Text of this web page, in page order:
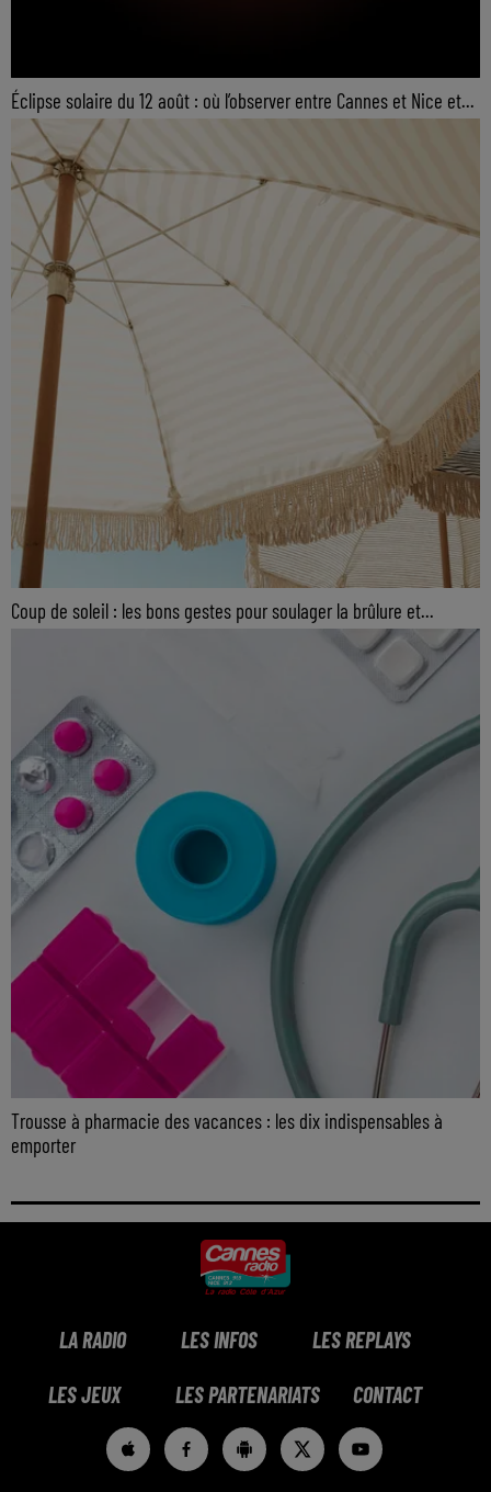
Éclipse solaire du 12 août : où l’observer entre Cannes et Nice et...
Coup de soleil : les bons gestes pour soulager la brûlure et...
Trousse à pharmacie des vacances : les dix indispensables à
emporter
LA RADIO LES INFOS LES REPLAYS
LES JEUX LES PARTENARIATS CONTACT